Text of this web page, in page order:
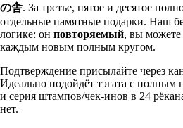
の舎. За третье, пятое и десятое
отдельные памятные подарки. Наш
логике: он повторяемый, вы можете
каждым новым полным кругом.
Подтверждение присылайте через
Идеально подойдёт тэгата с полным
и серия штампов/чек-инов в 24
нет.